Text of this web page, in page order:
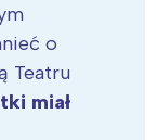
o
Teatru
miał